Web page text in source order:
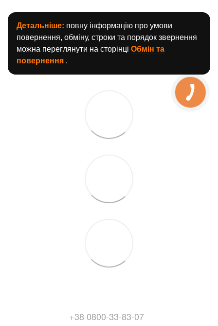
Детальніше: повну інформацію про умови
повернення, обміну, строки та порядок звернення
можна переглянути на сторінці Обмін та
повернення .
+38 0800-33-83-07